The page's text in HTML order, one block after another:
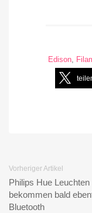
Edison,
Vorheriger Artikel
Philips Hue Leuchten
bekommen bald
Bluetooth